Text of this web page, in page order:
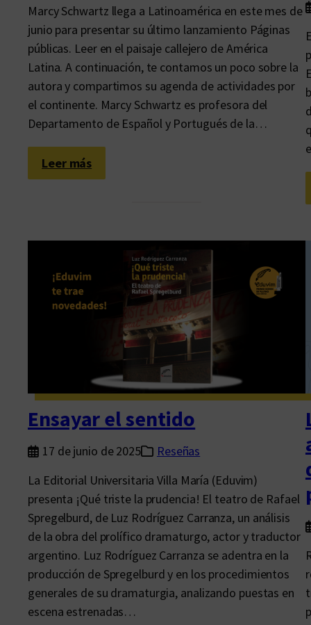
Marcy Schwartz llega a Latinoamérica en este mes de
junio para presentar su último lanzamiento Páginas
públicas. Leer en el paisaje callejero de América
Latina. A continuación, te contamos un poco sobre la
autora y compartimos su agenda de actividades por
el continente. Marcy Schwartz es profesora del
Departamento de Español y Portugués de la…
Leer más:
I
n
r
a
i
a
m
e
r
i
c
a
n
Ensayar el sentido
17 de junio de 2025
Reseñas
La Editorial Universitaria Villa María (Eduvim)
presenta ¡Qué triste la prudencia! El teatro de Rafael
Spregelburd, de Luz Rodríguez Carranza, un análisis
de la obra del prolífico dramaturgo, actor y traductor
argentino. Luz Rodríguez Carranza se adentra en la
producción de Spregelburd y en los procedimientos
generales de su dramaturgia, analizando puestas en
escena estrenadas…